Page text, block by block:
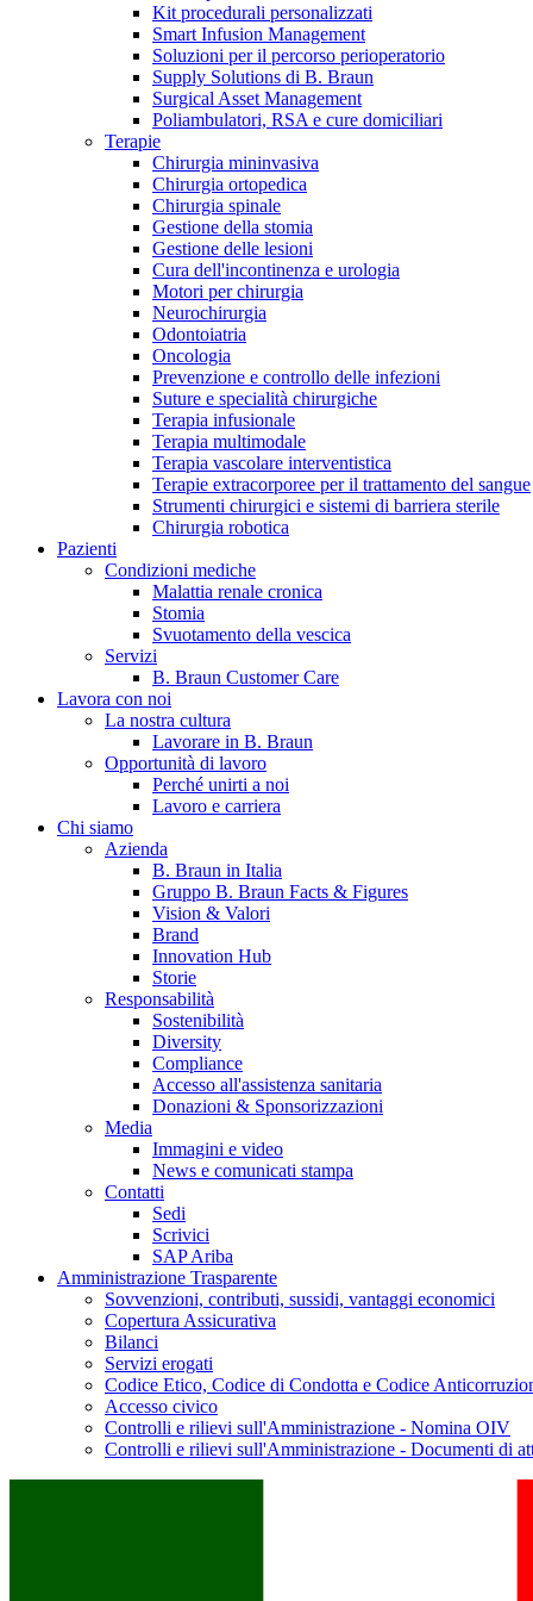
Catalogo prodotti
Trova il prodotto che stai cercando. Visita il catalogo B. Braun
Campione stomia o cateteri
Richiedi gratuitamente un campione al nostro Customer Care,
Trova la tua opportunità di lavoro!
Scopri le opportunità di carriera del Gruppo B. Braun. Visita
Hai domande o richieste? Scrivici per entrare subito in contatto
Kit procedurali personalizzati
Smart Infusion Management
Soluzioni per il percorso perioperatorio
Supply Solutions di B. Braun
Surgical Asset Management
Poliambulatori, RSA e cure domiciliari
Terapie
Chirurgia mininvasiva
Chirurgia ortopedica
Chirurgia spinale
Gestione della stomia
Gestione delle lesioni
Cura dell'incontinenza e urologia
Motori per chirurgia
Neurochirurgia
Odontoiatria
Oncologia
Prevenzione e controllo delle infezioni
Suture e specialità chirurgiche
Terapia infusionale
Terapia multimodale
Terapia vascolare interventistica
Terapie extracorporee per il trattamento del sangue
Strumenti chirurgici e sistemi di barriera sterile
Chirurgia robotica
Pazienti
Condizioni mediche
Malattia renale cronica
Stomia
Svuotamento della vescica
Servizi
B. Braun Customer Care
Lavora con noi
La nostra cultura
Lavorare in B. Braun
Opportunità di lavoro
Perché unirti a noi
Lavoro e carriera
Chi siamo
Azienda
B. Braun in Italia
Gruppo B. Braun Facts & Figures
Vision & Valori
Brand
Innovation Hub
Storie
Responsabilità
Sostenibilità
Diversity
Compliance
Accesso all'assistenza sanitaria
Donazioni & Sponsorizzazioni
Media
Immagini e video
News e comunicati stampa
Contatti
Sedi
Scrivici
SAP Ariba
Amministrazione Trasparente
Sovvenzioni, contributi, sussidi, vantaggi economici
Copertura Assicurativa
Bilanci
Servizi erogati
Codice Etico, Codice di Condotta e Codice
Accesso civico
Controlli e rilievi sull'Amministrazione - Nomina OIV
Controlli e rilievi sull'Amministrazione - Documenti di